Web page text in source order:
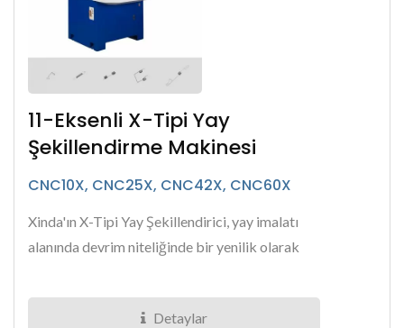
11-Eksenli X-Tipi Yay
Şekillendirme Makinesi
CNC10X, CNC25X, CNC42X, CNC60X
Xinda'ın X-Tipi Yay Şekillendirici, yay imalatı
alanında devrim niteliğinde bir yenilik olarak
Detaylar